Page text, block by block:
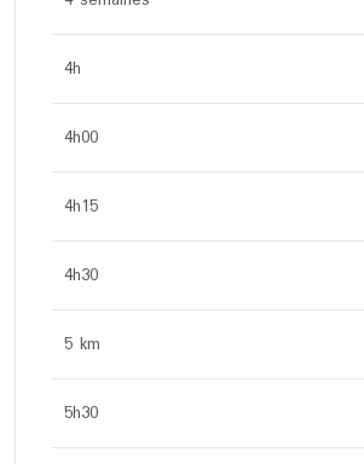
4h
4h00
4h15
4h30
5 km
5h30